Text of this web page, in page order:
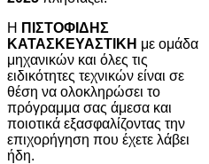
Η ΠΙΣΤΟΦΙΔΗΣ
ΚΑΤΑΣΚΕΥΑΣΤΙΚΗ με ομάδα
μηχανικών και όλες τις
ειδικότητες τεχνικών είναι σε
θέση να ολοκληρώσει το
πρόγραμμα σας άμεσα και
ποιοτικά εξασφαλίζοντας την
επιχορήγηση που έχετε λάβει
ήδη.